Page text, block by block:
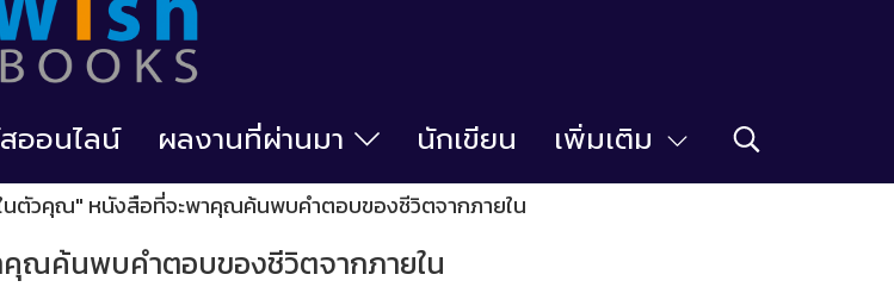
ออนไลน์ ผลงานที่ผ่านมา นักเขียน เพิ่มเติม
นตัวคุณ" หนังสือที่จะพาคุณค้นพบคำตอบของชีวิตจากภายใน
ณค้นพบคำตอบของชีวิตจากภายใน